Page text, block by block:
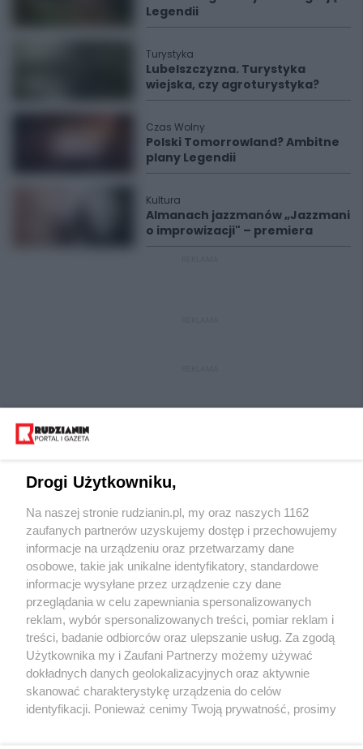
Legendii
Turystyka
Lubelszczyzna. Turystyka
wiejska, czy agroturystyka?
Czas Wolny
Polski Tomorrowland? Ambitne
plany Legendii
Kultura
Almanach jazzmanów „Jazzmani
o improwizacji" – premiera
Wydawca mediów lokalnych
Nie zapomnij
zapoznać się z:
polityką prywatności regulamin korzystania z portali
Twojemiasto
Piekary Śląskie
Chorzów
Tarnowskie Góry
Skontakuj sięz nami
Kontakt
Wydawca
Redakcja
Drogi Użytkowniku,
Na naszej stronie rudzianin.pl, my oraz naszych 1162
zaufanych partnerów uzyskujemy dostęp i przechowujemy
informacje na urządzeniu oraz przetwarzamy dane
osobowe, takie jak unikalne identyfikatory, standardowe
informacje wysyłane przez urządzenie czy dane
przeglądania w celu zapewniania spersonalizowanych
reklam, wybór spersonalizowanych treści, pomiar reklam i
treści, badanie odbiorców oraz ulepszanie usług. Za zgodą
Użytkownika my i Zaufani Partnerzy możemy używać
dokładnych danych geolokalizacyjnych oraz aktywnie
skanować charakterystykę urządzenia do celów
identyfikacji. Ponieważ cenimy Twoją prywatność, prosimy